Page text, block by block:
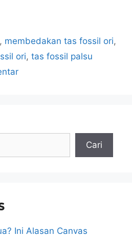
, membedakan tas fossil ori,
ori, tas fossil palsu
Cari
Ini Alasan Canvas